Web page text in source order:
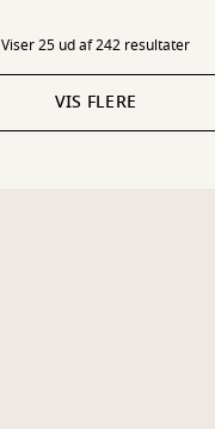
Viser 25 ud af 242 resultater
VIS FLERE